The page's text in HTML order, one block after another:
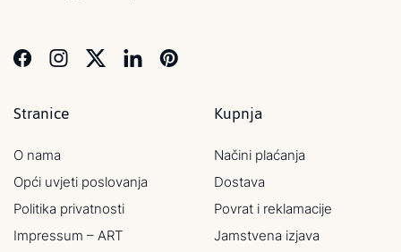
Stranice
O nama
Opći uvjeti poslovanja
Politika privatnosti
Impressum – ART
Kupnja
Načini plaćanja
Dostava
Povrat i reklamacije
Jamstvena izjava